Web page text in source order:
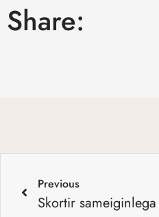
Share:
Previous